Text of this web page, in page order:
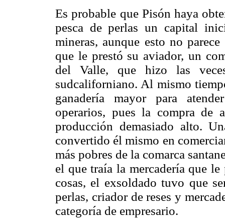
Es probable que Pisón haya
pesca de perlas un capital
mineras, aunque esto no
que le prestó su aviador, un
del Valle, que hizo las
sudcaliforniano. Al mismo
ganadería mayor para
operarios, pues la compra de
producción demasiado alto.
convertido él mismo en
más pobres de la comarca
el que traía la mercadería que
cosas, el exsoldado tuvo que
perlas, criador de reses y
categoría de empresario.